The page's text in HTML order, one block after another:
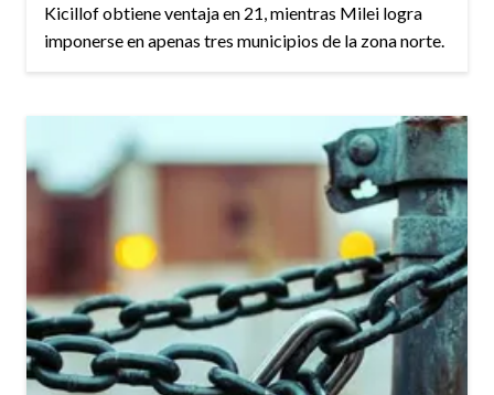
Kicillof obtiene ventaja en 21, mientras Milei logra
imponerse en apenas tres municipios de la zona norte.